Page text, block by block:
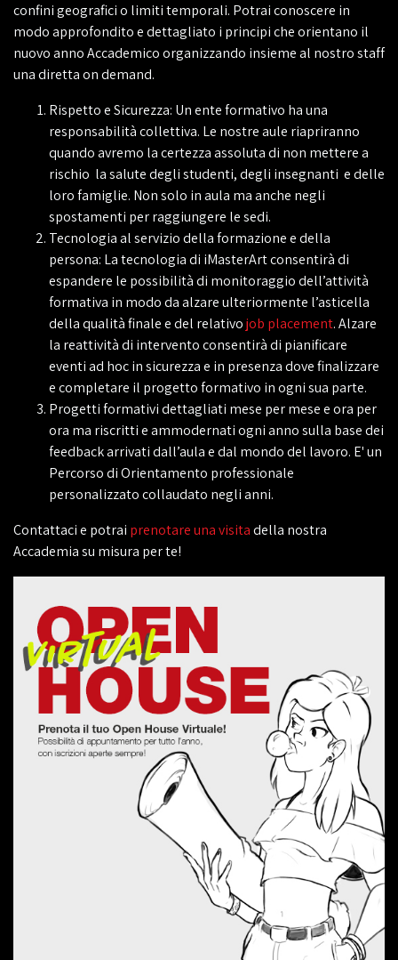
confini geografici o limiti temporali. Potrai conoscere in
modo approfondito e dettagliato i principi che orientano il
nuovo anno Accademico organizzando insieme al nostro staff
una diretta on demand.
Rispetto e Sicurezza: Un ente formativo ha una
responsabilità collettiva. Le nostre aule riapriranno
quando avremo la certezza assoluta di non mettere a
rischio la salute degli studenti, degli insegnanti e delle
loro famiglie. Non solo in aula ma anche negli
spostamenti per raggiungere le sedi.
Tecnologia al servizio della formazione e della
persona: La tecnologia di iMasterArt consentirà di
espandere le possibilità di monitoraggio dell’attività
formativa in modo da alzare ulteriormente l’asticella
della qualità finale e del relativojob placement. Alzare
la reattività di intervento consentirà di pianificare
eventi ad hoc in sicurezza e in presenza dove finalizzare
e completare il progetto formativo in ogni sua parte.
Progetti formativi dettagliati mese per mese e ora per
ora ma riscritti e ammodernati ogni anno sulla base dei
feedback arrivati dall’aula e dal mondo del lavoro. E' un
Percorso di Orientamento professionale
personalizzato collaudato negli anni.
Contattaci e potrai prenotare una visitadella nostra
Accademia su misura per te!